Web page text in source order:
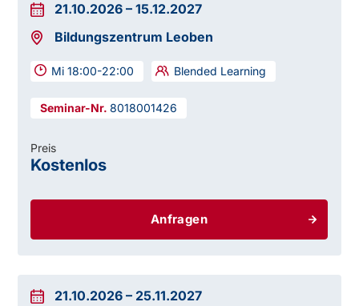
21.10.2026 –15.12.2027
Bildungszentrum Leoben
Mi 18:00-22:00 Blended Learning
8018001426
Anfragen
Preis
Kostenlos
21.10.2026 – 25.11.2027